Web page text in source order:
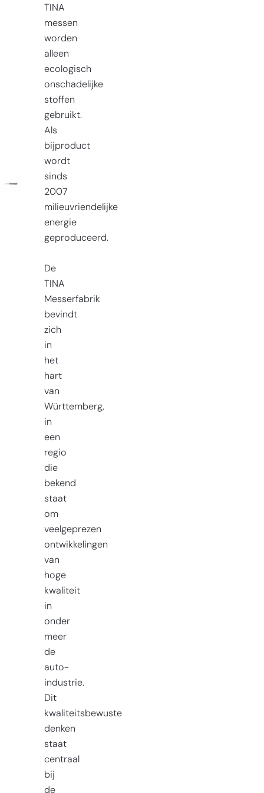
TINA
messen
worden
alleen
ecologisch
onschadelijke
stoffen
gebruikt.
Als
bijproduct
wordt
sinds
2007
milieuvriendelijke
energie
geproduceerd.
De
TINA
Messerfabrik
bevindt
zich
in
het
hart
van
Württemberg,
in
een
regio
die
bekend
staat
om
veelgeprezen
ontwikkelingen
van
hoge
kwaliteit
in
onder
meer
de
auto-
industrie.
Dit
kwaliteitsbewuste
denken
staat
centraal
bij
de